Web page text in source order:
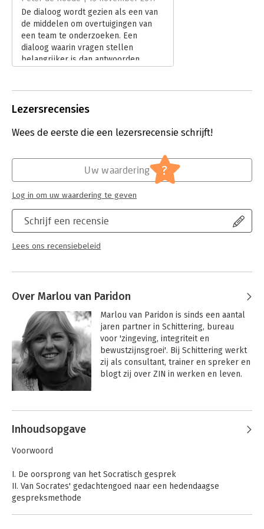
De dialoog wordt gezien als een van
de middelen om overtuigingen van
een team te onderzoeken. Een
dialoog waarin vragen stellen
belangrijker is dan antwoorden
boodschap. Maar hoe pak je dat aan?
Socratische dialoog.
Lezersrecensies
Wees de eerste die een lezersrecensie schrijft!
Schrijf een recensie
Lees ons recensiebeleid
Uw waardering ?
Log in om uw waardering te geven
Over Marlou van Paridon
Marlou van Paridon is sinds een aantal
jaren partner in Schittering, bureau
voor 'zingeving, integriteit en
bewustzijnsgroei'. Bij Schittering werkt
zij als consultant, trainer en spreker en
blogt zij over ZIN in werken en leven.
de overheid en als zelfstandig uitgever
systemisch werk.
Inhoudsopgave
Voorwoord
I. De oorsprong van het Socratisch gesprek
II. Van Socrates' gedachtengoed naar een hedendaagse
gespreksmethode